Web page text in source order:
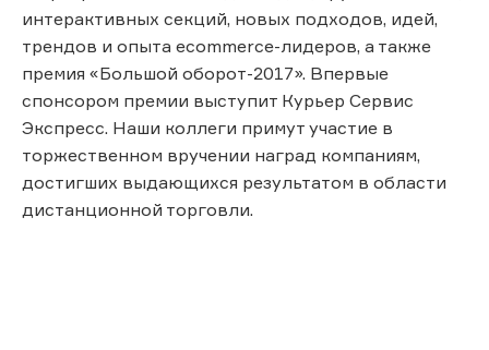
интерактивных секций, новых подходов, идей,
трендов и опыта ecommerce-лидеров, а также
премия «Большой оборот-2017». Впервые
спонсором премии выступит Курьер Сервис
Экспресс. Наши коллеги примут участие в
торжественном вручении наград компаниям,
достигших выдающихся результатом в области
дистанционной торговли.